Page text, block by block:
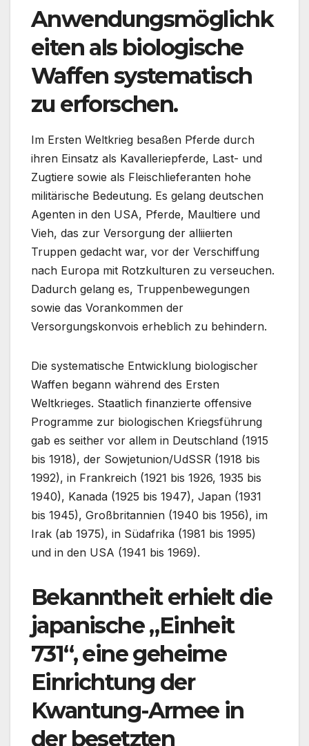
Anwendungsmöglichk
eiten als biologische
Waffen systematisch
zu erforschen.
Im Ersten Weltkrieg besaßen Pferde durch
ihren Einsatz als Kavalleriepferde, Last- und
Zugtiere sowie als Fleischlieferanten hohe
militärische Bedeutung. Es gelang deutschen
Agenten in den USA, Pferde, Maultiere und
Vieh, das zur Versorgung der alliierten
Truppen gedacht war, vor der Verschiffung
nach Europa mit Rotzkulturen zu verseuchen.
Dadurch gelang es, Truppenbewegungen
sowie das Vorankommen der
Versorgungskonvois erheblich zu behindern.
Die systematische Entwicklung biologischer
Waffen begann während des Ersten
Weltkrieges. Staatlich finanzierte offensive
Programme zur biologischen Kriegsführung
gab es seither vor allem in Deutschland (1915
bis 1918), der Sowjetunion/UdSSR (1918 bis
1992), in Frankreich (1921 bis 1926, 1935 bis
1940), Kanada (1925 bis 1947), Japan (1931
bis 1945), Großbritannien (1940 bis 1956), im
Irak (ab 1975), in Südafrika (1981 bis 1995)
und in den USA (1941 bis 1969).
Bekanntheit erhielt die
japanische „Einheit
731“, eine geheime
Einrichtung der
Kwantung-Armee in
der besetzten